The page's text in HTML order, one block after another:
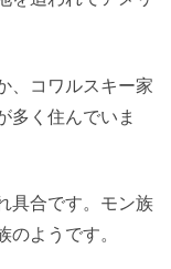
、コワルスキー家
多く住んでいま
具合です。モン族
ようです。